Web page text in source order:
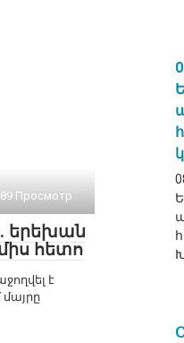
89 Просмотр
երեխան
հետո
է